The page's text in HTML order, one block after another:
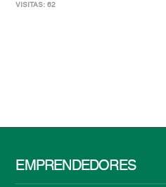
VISITAS: 62
EMPRENDEDORES